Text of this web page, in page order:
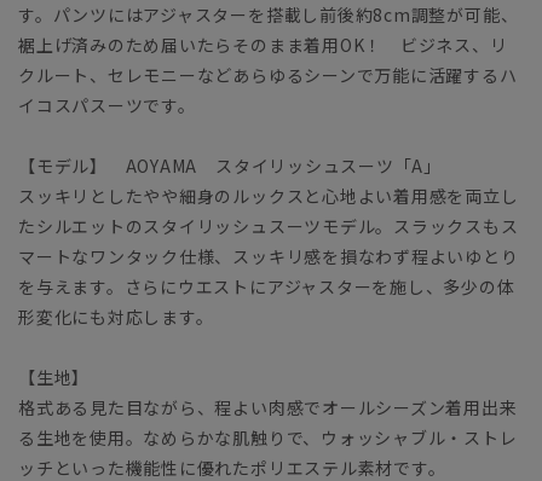
す。パンツにはアジャスターを搭載し前後約8cm調整が可能、
裾上げ済みのため届いたらそのまま着用OK！ ビジネス、リ
クルート、セレモニーなどあらゆるシーンで万能に活躍するハ
イコスパスーツです。
【モデル】 AOYAMA スタイリッシュスーツ「A」
スッキリとしたやや細身のルックスと心地よい着用感を両立し
たシルエットのスタイリッシュスーツモデル。スラックスもス
マートなワンタック仕様、スッキリ感を損なわず程よいゆとり
を与えます。さらにウエストにアジャスターを施し、多少の体
形変化にも対応します。
【生地】
格式ある見た目ながら、程よい肉感でオールシーズン着用出来
る生地を使用。なめらかな肌触りで、ウォッシャブル・ストレ
ッチといった機能性に優れたポリエステル素材です。